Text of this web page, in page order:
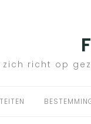
zich richt op